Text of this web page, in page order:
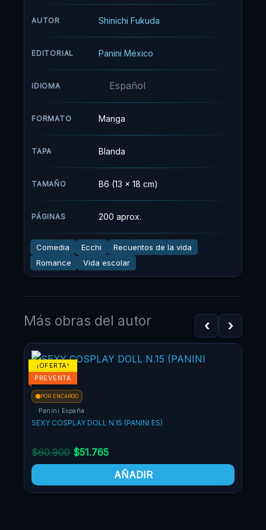
talento. Y Marin decide intentar meterlo en el
AUTOR Shinichi Fukuda
EDITORIAL Panini México
IDIOMA Español
FORMATO Manga
TAPA Blanda
TAMAÑO B6 (13 x 18 cm)
PÁGINAS 200 aprox.
Comedia Ecchi
Recuentos de la vida
Romance
Vida escolar
Más obras del autor ‹ ›
¡OFERTA!
PREVENTA
POR ENCARGO
Panini España
SEXY COSPLAY DOLL N.15 (PANINI ES)
$60.900
original
era:
$60.900.
$51.765
$51.765.
AÑADIR